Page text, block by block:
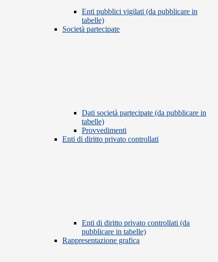
Enti pubblici vigilati (da pubblicare in
tabelle)
Società partecipate
Dati società partecipate (da pubblicare in
tabelle)
Provvedimenti
Enti di diritto privato controllati
Enti di diritto privato controllati (da
pubblicare in tabelle)
Rappresentazione grafica